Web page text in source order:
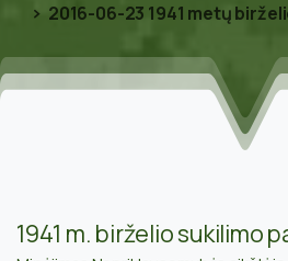
2016-06-23 1941 metų
1941 m. birželio sukilimo